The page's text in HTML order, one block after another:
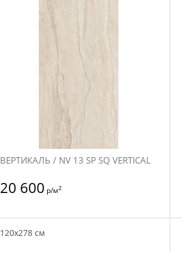
ВЕРТИКАЛЬ / NV 13 SP SQ VERTICAL
20 600 р/м2
120x278 см